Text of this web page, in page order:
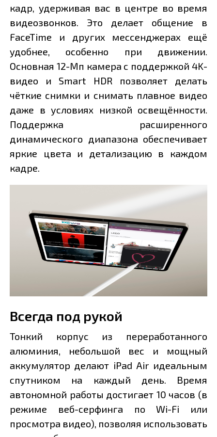
кадр, удерживая вас в центре во время
видеозвонков. Это делает общение в
FaceTime и других мессенджерах ещё
удобнее, особенно при движении.
Основная 12-Мп камера с поддержкой 4K-
видео и Smart HDR позволяет делать
чёткие снимки и снимать плавное видео
даже в условиях низкой освещённости.
Поддержка расширенного
динамического диапазона обеспечивает
яркие цвета и детализацию в каждом
кадре.
Всегда под рукой
Тонкий корпус из переработанного
алюминия, небольшой вес и мощный
аккумулятор делают iPad Air идеальным
спутником на каждый день. Время
автономной работы достигает 10 часов (в
режиме веб-серфинга по Wi-Fi или
просмотра видео), позволяя использовать